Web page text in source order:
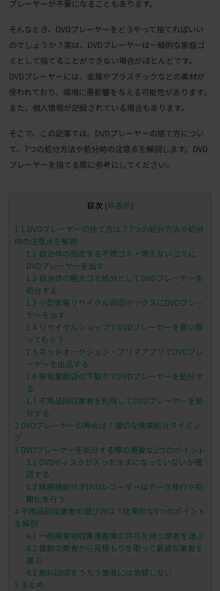
プレーヤーが不要になることもあります。
そんなとき、DVDプレーヤーをどうやって捨てればいい
のでしょうか？実は、DVDプレーヤーは一般的な家庭ゴ
ミとして捨てることができない場合がほとんどです。
DVDプレーヤーには、金属やプラスチックなどの素材が
使われており、環境に悪影響を与える可能性があります。
また、個人情報が記録されている場合もあります。
そこで、この記事では、DVDプレーヤーの捨て方につい
て、7つの処分方法や処分時の注意点を解説します。DVD
プレーヤーを捨てる際に参考にしてください。
目次 [非表示]
1 1.DVDプレーヤーの捨て方は？7つの処分方法や処分
時の注意点を解説
1.1 自治体の指定する不燃ゴミ・燃えないゴミに
DVDプレーヤーを出す
1.2 自治体の粗大ゴミ処分としてDVDプレーヤーを
処分する
1.3 小型家電リサイクル回収ボックスにDVDプレー
ヤーを出す
1.4 リサイクルショップでDVDプレーヤーを買い取
ってもらう
1.5 ネットオークション・フリマアプリでDVDプレ
ーヤーを出品する
1.6 家電量販店の下取りでDVDプレーヤーを処分す
る
1.7 不用品回収業者を利用してDVDプレーヤーを処
分する
2 DVDプレーヤーの寿命は？適切な廃棄処分タイミン
グ
3 DVDプレーヤーを処分する際の重要な2つのポイント
3.1 DVDディスクが入ったままになっていないか確
認する
3.2 録画機能付きDVDレコーダーはデータ移行や初
期化を行う
4 不用品回収業者の選び方は？効果的な3つのポイント
を解説
4.1 一般廃棄物収集運搬業の許可を持つ業者を選ぶ
4.2 複数の業者から見積もりを取って最適な業者を
選ぶ
4.3 無料回収をうたう業者には依頼しない
5 まとめ